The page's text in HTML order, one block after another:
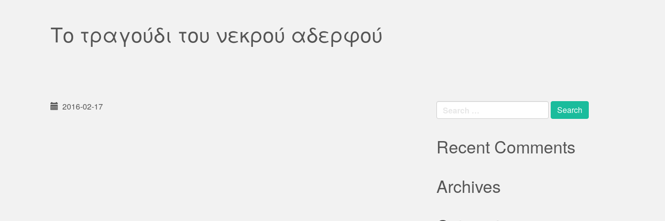
Το τραγούδι του νεκρού αδερφού
2016-02-17
Search
for:
Recent Comments
Archives